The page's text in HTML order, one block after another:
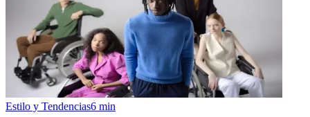
Estilo y Tendencias6 min